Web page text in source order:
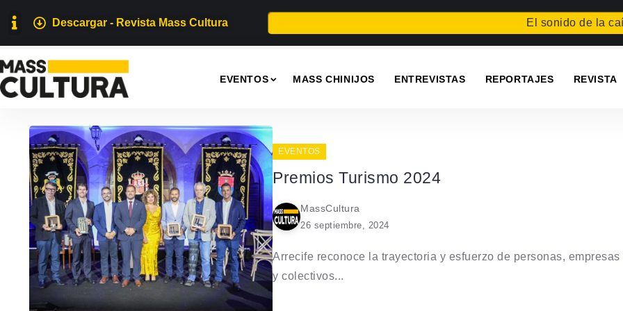
Descargar - Revista Mass Cultura El sonido de la caída
EVENTOS MASS CHINIJOS ENTREVISTAS REPORTAJES REVISTA
EVENTOS
Premios Turismo 2024
MassCultura
26 septiembre, 2024
Arrecife reconoce la trayectoria y esfuerzo de personas, empresas
y colectivos...